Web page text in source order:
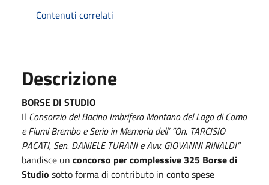
Contenuti correlati
Descrizione
BORSE DI STUDIO
Il Consorzio del Bacino Imbrifero Montano del Lago di Como
e Fiumi Brembo e Serio in Memoria dell’ ”On. TARCISIO
PACATI, Sen. DANIELE TURANI e Avv. GIOVANNI RINALDI”
bandisce un concorso per complessive 325 Borse di
Studio sotto forma di contributo in conto spese